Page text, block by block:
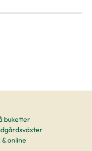
buketter
online